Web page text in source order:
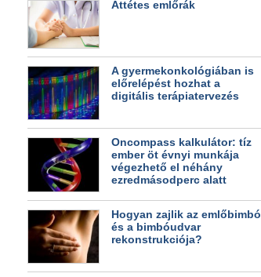
Áttétes emlőrák
A gyermekonkológiában is
előrelépést hozhat a
digitális terápiatervezés
Oncompass kalkulátor: tíz
ember öt évnyi munkája
végezhető el néhány
ezredmásodperc alatt
Hogyan zajlik az emlőbimbó
és a bimbóudvar
rekonstrukciója?